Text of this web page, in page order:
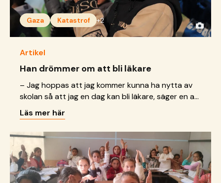
Gaza Katastrof +2
Artikel
Han drömmer om att bli läkare
– Jag hoppas att jag kommer kunna ha nytta av
skolan så att jag en dag kan bli läkare, säger en av
pojkarna i lärcentret.
Läs mer här